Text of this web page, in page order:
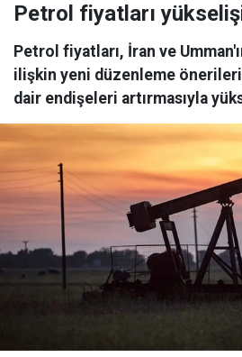
Petrol fiyatları
Petrol fiyatları, İran ve
ilişkin yeni düzenleme
dair endişeleri artırmasıyla